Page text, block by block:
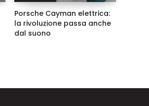
Porsche Cayman elettrica:
la rivoluzione passa anche
dal suono